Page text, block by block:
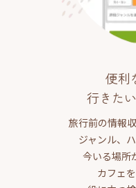
便利
行きた
旅行前の情報
ジャンル、
今いる場所
カフェ